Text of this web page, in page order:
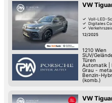
VW
Voll-LED-
Digitales
12/2025
1210 Wien
SUV/
Türen
Automatik|
Grau -
Benzin-
(komb.)
VW